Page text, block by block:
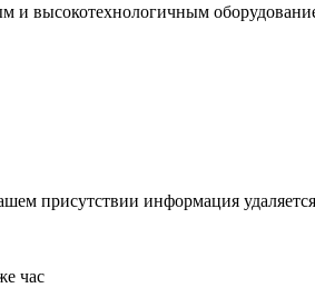
и высокотехнологичным
присутствии информация удаляется
час